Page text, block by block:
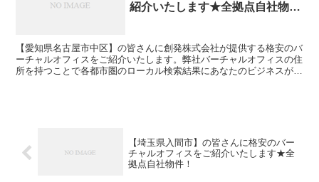
紹介いたします★全拠点自社物
【愛知県名古屋市中区】の皆さんに創発株式会社が提供する格安のバ
ーチャルオフィスをご紹介いたします。弊社バーチャルオフィスの住
所を持つことで各都市圏のローカル検索結果にあなたのビジネスが表
【埼玉県入間市】の皆さんに格安のバー
チャルオフィスをご紹介いたします★全
拠点自社物件！